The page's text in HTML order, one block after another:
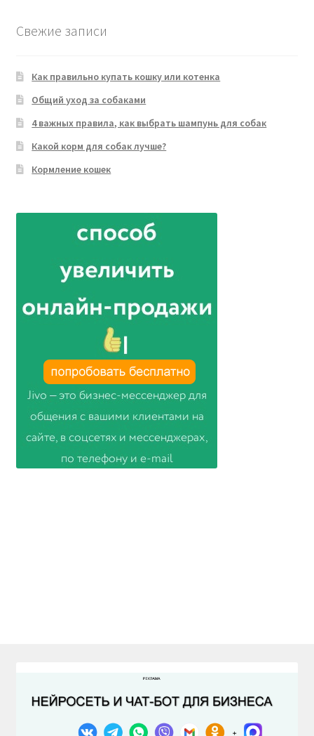
Свежие записи
Как правильно купать кошку или котенка
Общий уход за собаками
4 важных правила, как выбрать шампунь для собак
Какой корм для собак лучше?
Кормление кошек